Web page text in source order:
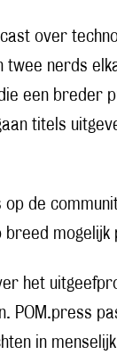
over
twee nerds
een breder
titels
op de
mogelijk
het
POM.press
in